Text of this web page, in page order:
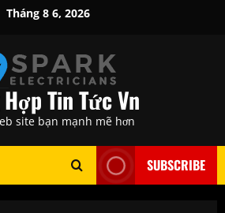
Tháng 8 6, 2026
Tin Tức Vn
site bạn mạnh mẽ hơn
SUBSCRIBE